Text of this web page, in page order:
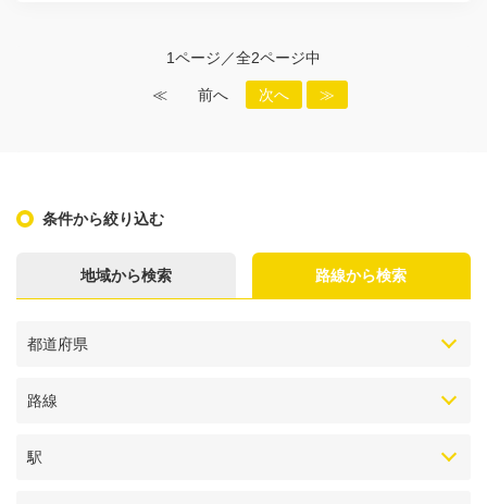
1ページ／全2ページ中
≪ 前へ 次へ ≫
条件から絞り込む
地域から検索 路線から検索
都道府県
路線
駅